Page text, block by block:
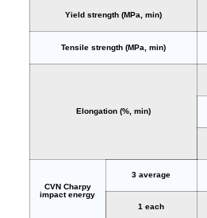
Yield strength (MPa, min)
Tensile strength (MPa, min)
Elongation (%, min)
CVN Charpy
impact energy
3 average
1 each